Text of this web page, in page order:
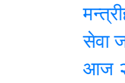
मन्त्रीहरु
सेवा
आज २०८३